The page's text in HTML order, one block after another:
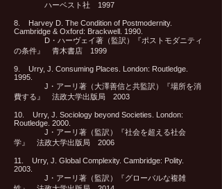
ハーベスト社 1997
8. Harvey D. The Condition of Postmodernity.
Cambridge & Oxford: Brackwell. 1990.
D・ハーヴェイ著（監訳）『ポストモダニティ
の条件』 青木書店 1999
9. Urry, J. Consuming Places. London: Routledge.
1995.
J・アーリ著（大澤善信と共監訳）『場所を消
費する』 法政大学出版局 2003
10. Urry, J. Sociology beyond Societies. London:
Routledge. 2000.
J・アーリ著（監訳）『社会を超える社会
学』 法政大学出版局 2006
11. Urry, J. Global Complexity. Cambridge: Polity.
2003.
J・アーリ著（監訳）『グローバルな複雑